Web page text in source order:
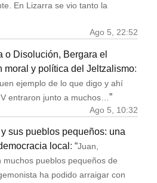
En Lizarra se vio tanto la
Ago 5, 22:52
o Disolución, Bergara el
moral y política del Jeltzalismo:
ejemplo de lo que digo y ahí
entraron junto a muchos… ”
Ago 5, 10:32
sus pueblos pequeños: una
local : “Juan,
pueblos pequeños de
ha podido arraigar con